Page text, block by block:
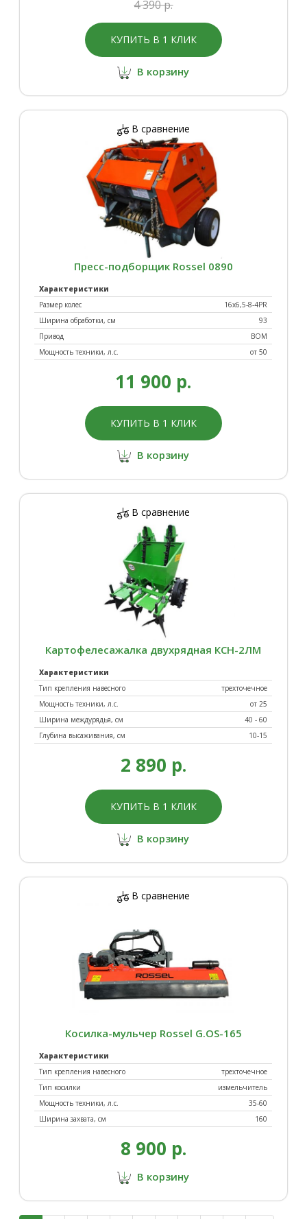
4 390 р.
КУПИТЬ В 1 КЛИК
В корзину
В сравнение
Пресс-подборщик Rossel 0890
Характеристики
Размер колес
16х6,5-8-4PR
Ширина обработки, см
93
Привод
ВОМ
Мощность техники, л.с.
от 50
11 900 р.
КУПИТЬ В 1 КЛИК
В корзину
В сравнение
Картофелесажалка двухрядная КСН-2ЛМ
Характеристики
Тип крепления навесного
трехточечное
Мощность техники, л.с.
от 25
Ширина междурядья, см
40 - 60
Глубина высаживания, см
10-15
2 890 р.
КУПИТЬ В 1 КЛИК
В корзину
В сравнение
Косилка-мульчер Rossel G.OS-165
Характеристики
Тип крепления навесного
трехточечное
Тип косилки
измельчитель
Мощность техники, л.с.
35-60
Ширина захвата, см
160
8 900 р.
В корзину